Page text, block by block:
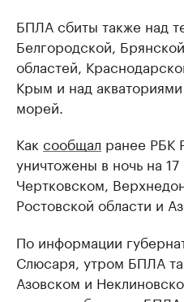
БПЛА сбиты также над
Белгородской,
областей,
Крым и над
морей.
Как сообщал ранее РБК
уничтожены в ночь на
Чертковском,
Ростовской области и
По информации
Слюсаря, утром БПЛА
Азовском и